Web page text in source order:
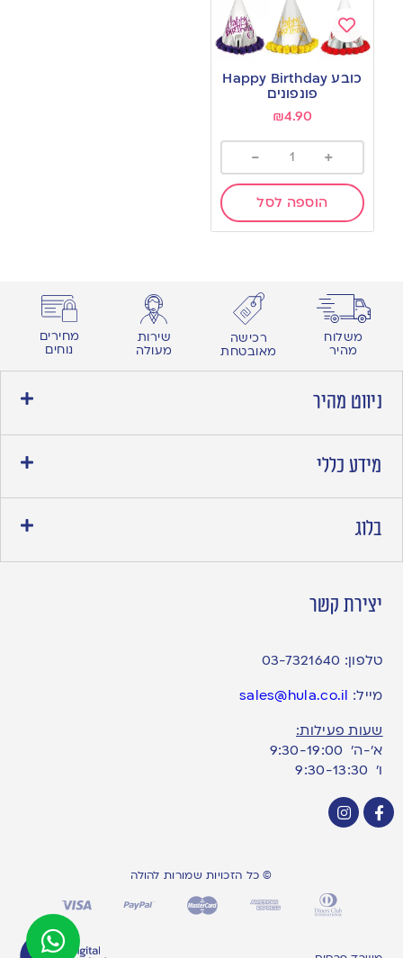
Add
to
wishlist
כובע Happy Birthday
פונפונים
₪4.90
+
-
הוספה לסל
משלוח
מהיר
רכישה
מאובטחת
שירות
מעולה
מחירים
נוחים
ניווט מהיר
מידע כללי
בלוג
יצירת קשר
טלפון: 03-7321640
מייל: sales@hula.co.il
שעות פעילות:
א’-ה’ 9:30-19:00
ו׳ 9:30-13:30
© כל הזכויות שמורות להולה